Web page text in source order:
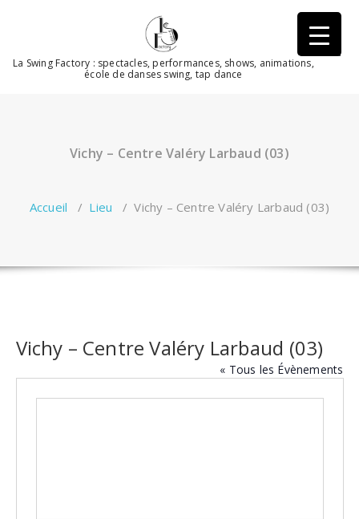
La Swing Factory : spectacles, performances, shows, animations,
école de danses swing, tap dance
Vichy – Centre Valéry Larbaud (03)
Accueil / Lieu /Vichy – Centre Valéry Larbaud (03)
Vichy – Centre Valéry Larbaud (03)
« Tous les Évènements